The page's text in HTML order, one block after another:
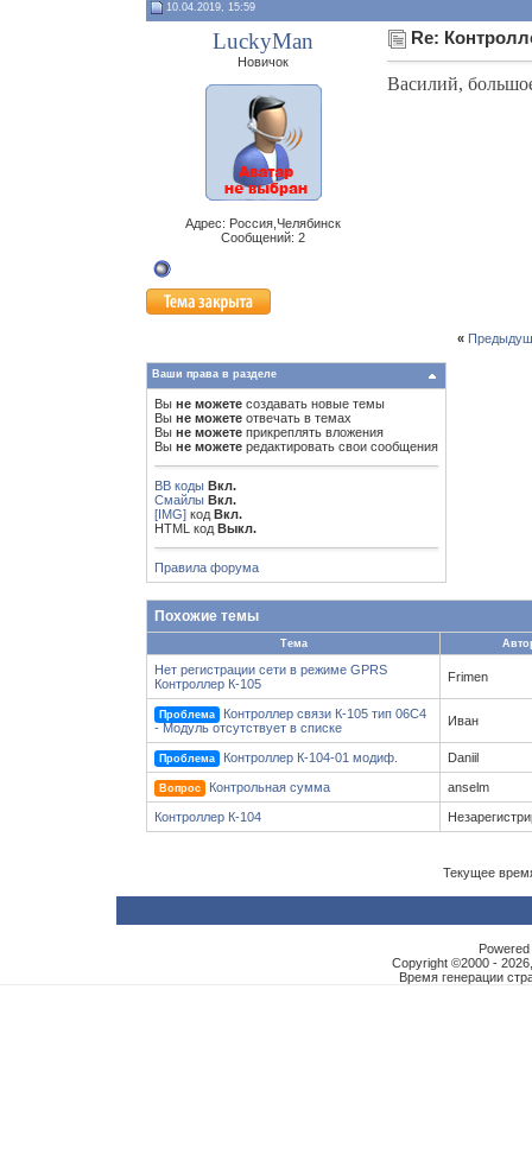
10.04.2019, 15:59
LuckyMan
Новичок
Адрес: Россия,Челябинск
Сообщений: 2
Re:
Василий,
«
Ваши права в разделе
Вы не можете создавать новые темы
Вы не можете отвечать в темах
Вы не можете прикреплять вложения
Вы не можете редактировать свои сообщения
BB коды Вкл.
Смайлы Вкл.
[IMG] код Вкл.
HTML код Выкл.
Правила форума
Похожие темы
Тема
Нет регистрации сети в режиме GPRS
Контроллер К-105
Frimen
Проблема
Контроллер связи К-105 тип 06С4
- Модуль отсутствует в списке
Иван
Проблема Контроллер К-104-01 модиф. Daniil
Вопрос Контрольная сумма anselm
Контроллер К-104
Текущее
Copyright ©2000 -
Время генерации